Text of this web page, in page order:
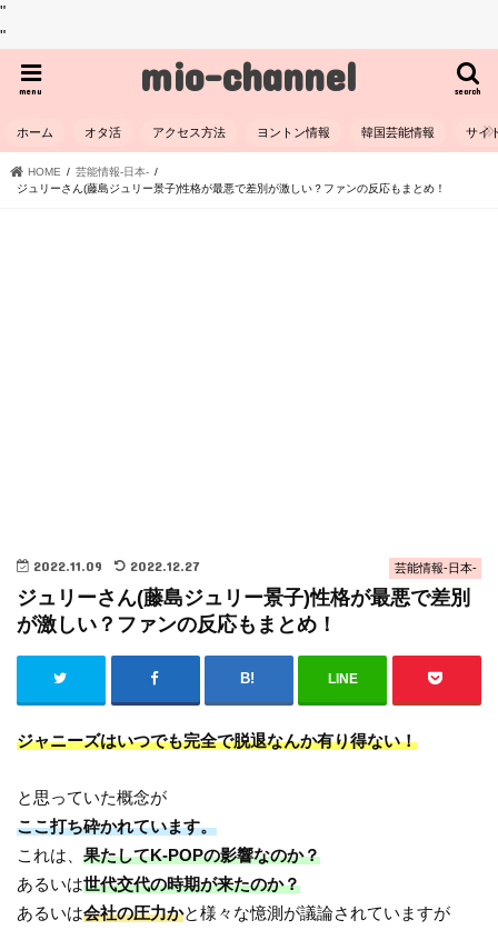
"
"
mio-channel search
menu
ホーム オタ活 アクセス方法 ヨントン情報 韓国芸能情報 サイ
HOME
芸能情報-日本-
ジュリーさん(藤島ジュリー景子)性格が最悪で差別が激しい？ファンの反応もまとめ！
芸能情報-日本-
2022.11.09 2022.12.27
ジュリーさん(藤島ジュリー景子)性格が最悪で差別
が激しい？ファンの反応もまとめ！
LINE
ジャニーズはいつでも完全で脱退なんか有り得ない！
と思っていた概念が
ここ打ち砕かれています。
これは、果たしてK-POPの影響なのか？
あるいは世代交代の時期が来たのか？
あるいは会社の圧力かと様々な憶測が議論されていますが